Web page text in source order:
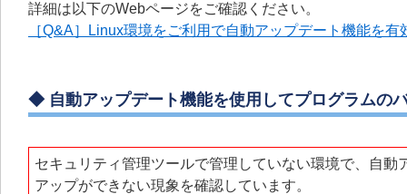
詳細は以下のWebページをご確認ください。
［Q&A］Linux環境をご利用で自動アップデート機能を
◆ 自動アップデート機能を使用してプログラムの
セキュリティ管理ツールで管理していない環境で、自
アップができない現象を確認しています。